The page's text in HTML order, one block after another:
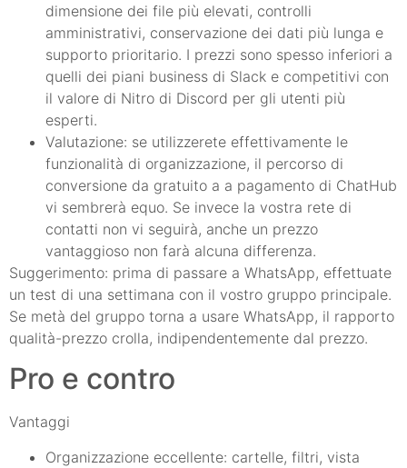
dimensione dei file più elevati, controlli
amministrativi, conservazione dei dati più lunga e
supporto prioritario. I prezzi sono spesso inferiori a
quelli dei piani business di Slack e competitivi con
il valore di Nitro di Discord per gli utenti più
esperti.
Valutazione: se utilizzerete effettivamente le
funzionalità di organizzazione, il percorso di
conversione da gratuito a a pagamento di ChatHub
vi sembrerà equo. Se invece la vostra rete di
contatti non vi seguirà, anche un prezzo
vantaggioso non farà alcuna differenza.
Suggerimento: prima di passare a WhatsApp, effettuate
un test di una settimana con il vostro gruppo principale.
Se metà del gruppo torna a usare WhatsApp, il rapporto
qualità-prezzo crolla, indipendentemente dal prezzo.
Pro e contro
Vantaggi
Organizzazione eccellente: cartelle, filtri, vista